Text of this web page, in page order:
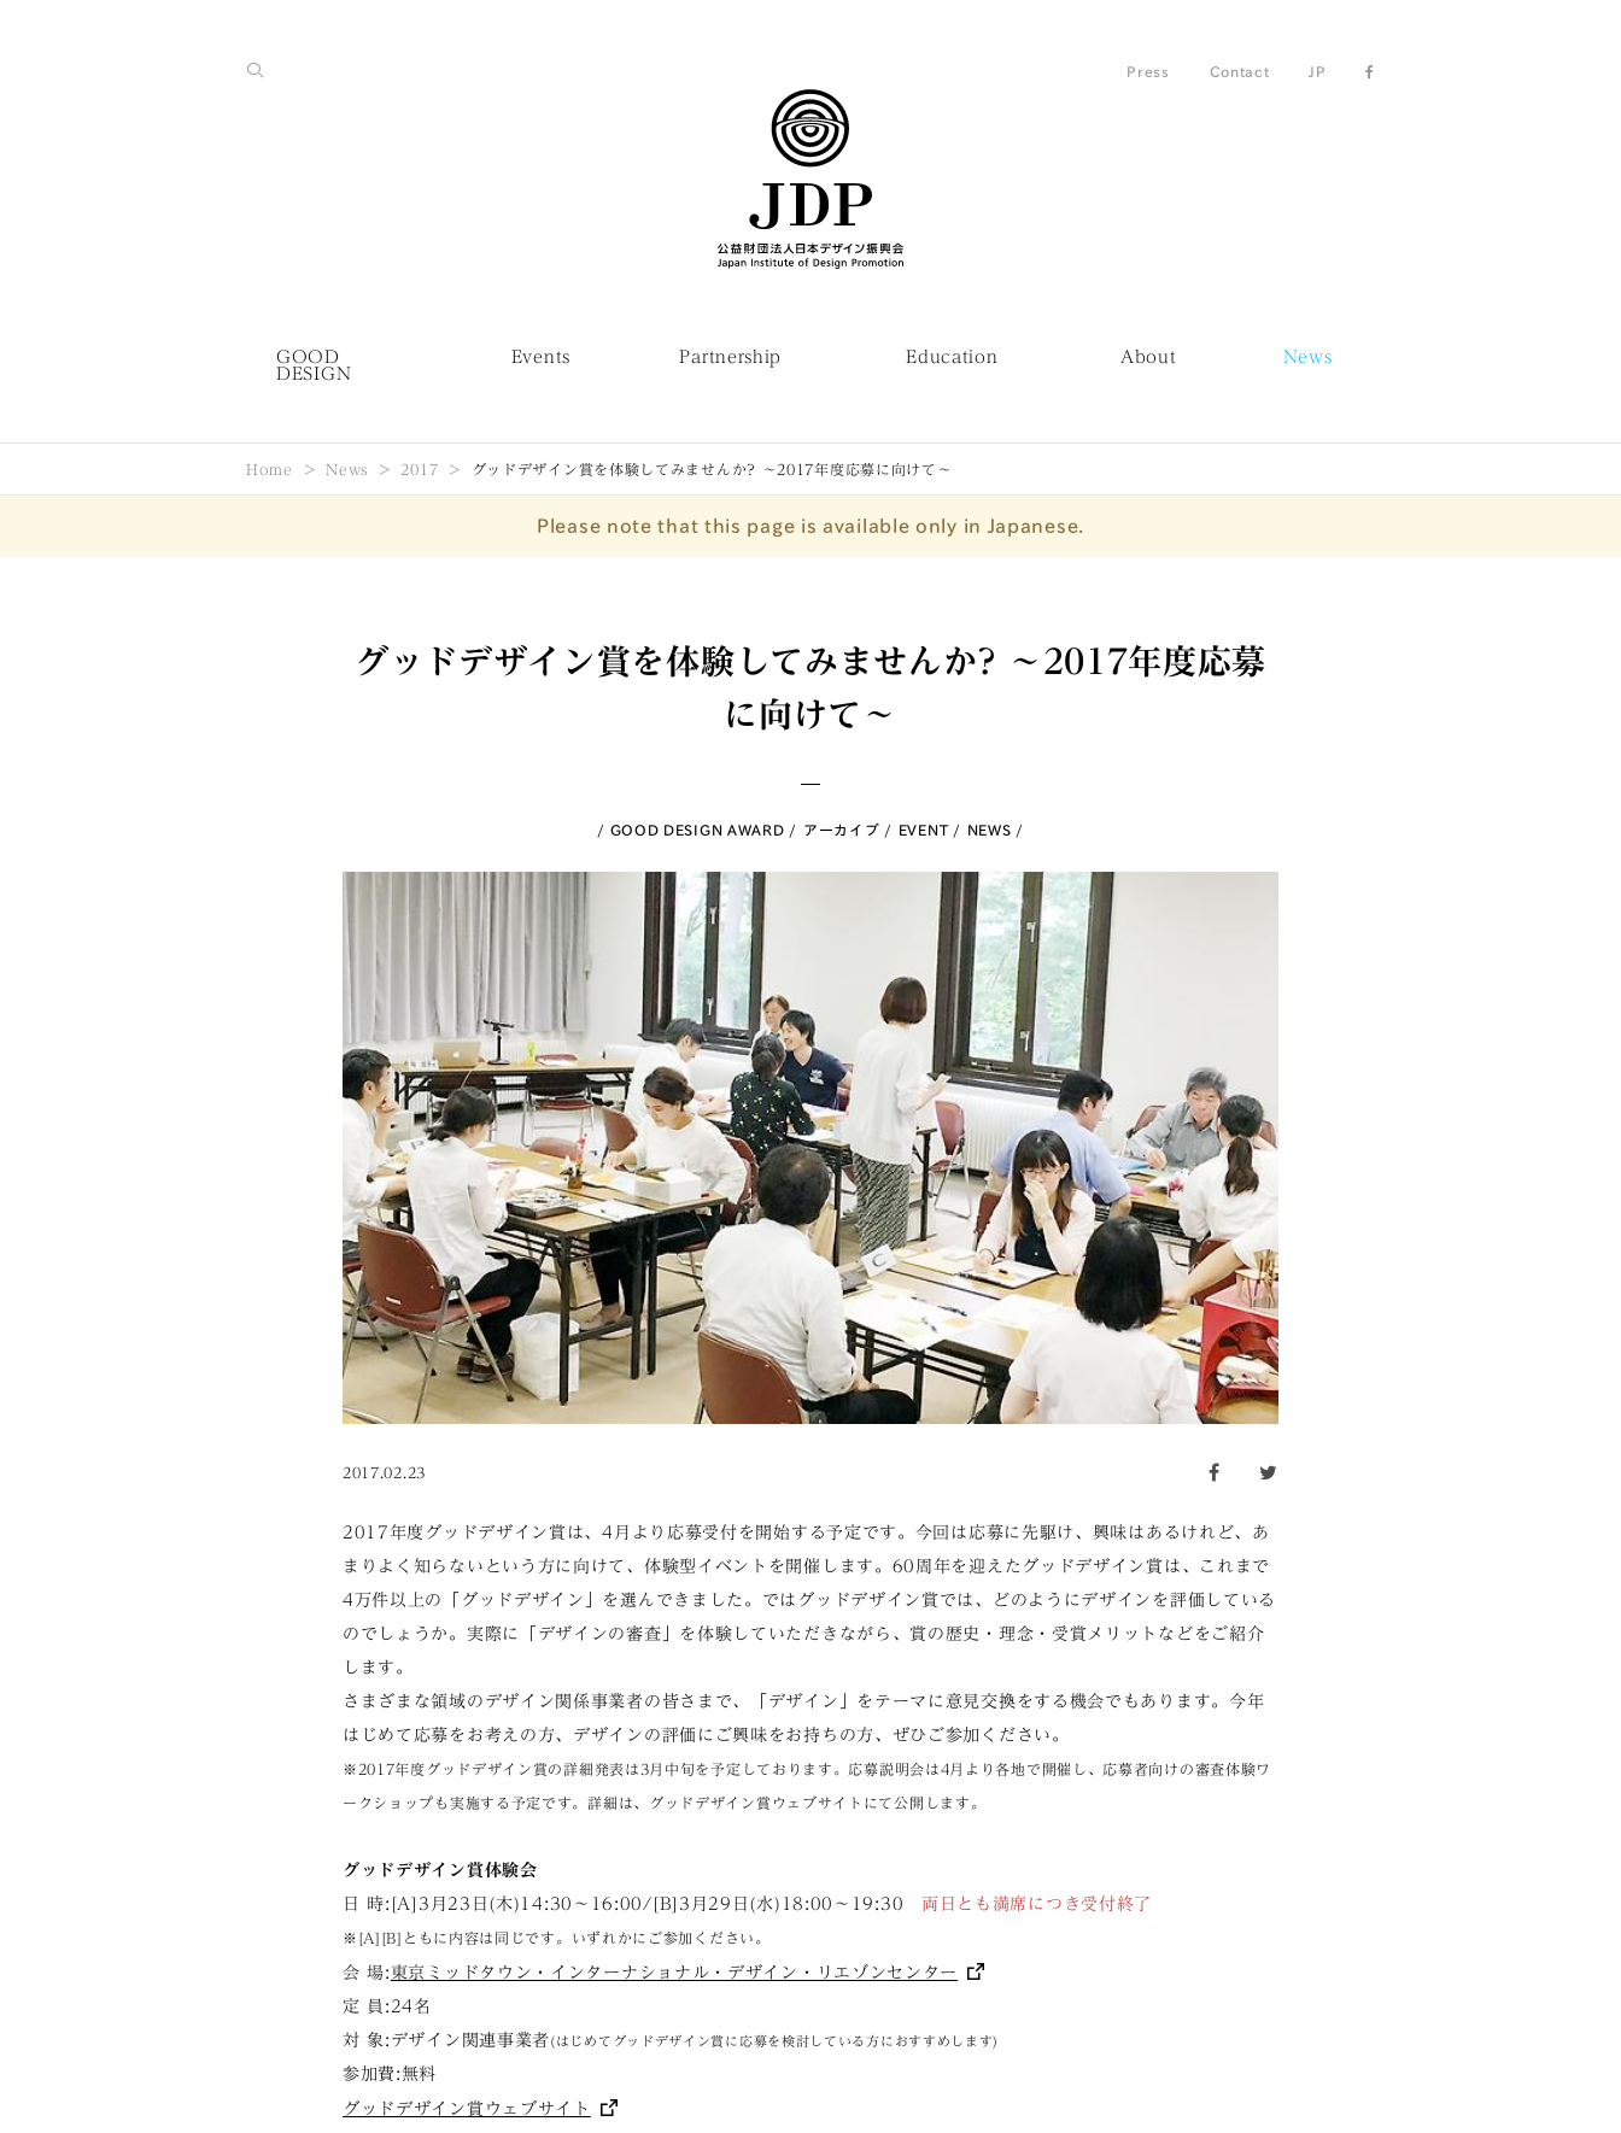
Press Contact JP
GOOD
DESIGN
Events Partnership Education About News
Home News 2017 グッドデザイン賞を体験してみませんか? 〜2017年度応募に向けて〜
Please note that this page is available only in Japanese.
グッドデザイン賞を体験してみませんか? 〜2017年度応募
に向けて〜
GOOD DESIGN AWARD アーカイブ EVENT NEWS
2017.02.23 facebook
2017年度グッドデザイン賞は、4月より応募受付を開始する予定です。今回は応募に先駆け、興味はあるけれど、あ
まりよく知らないという方に向けて、体験型イベントを開催します。60周年を迎えたグッドデザイン賞は、これまで
4万件以上の「グッドデザイン」を選んできました。ではグッドデザイン賞では、どのようにデザインを評価している
のでしょうか。実際に「デザインの審査」を体験していただきながら、賞の歴史・理念・受賞メリットなどをご紹介
します。
さまざまな領域のデザイン関係事業者の皆さまで、「デザイン」をテーマに意見交換をする機会でもあります。今年
はじめて応募をお考えの方、デザインの評価にご興味をお持ちの方、ぜひご参加ください。
※2017年度グッドデザイン賞の詳細発表は3月中旬を予定しております。応募説明会は4月より各地で開催し、応募者向けの審査体験ワ
ークショップも実施する予定です。詳細は、グッドデザイン賞ウェブサイトにて公開します。
グッドデザイン賞体験会
日 時:[A]3月23日(木)14:30〜16:00/[B]3月29日(水)18:00〜19:30 両日とも満席につき受付終了
※[A][B]ともに内容は同じです。いずれかにご参加ください。
会 場: 東京ミッドタウン・インターナショナル・デザイン・リエゾンセンター
定 員:24名
対 象:デザイン関連事業者 (はじめてグッドデザイン賞に応募を検討している方におすすめします)
参加費:無料
グッドデザイン賞ウェブサイト